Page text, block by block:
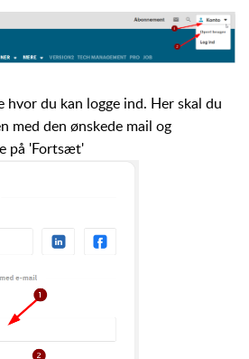
hvor du kan logge ind. Her skal du
med den ønskede mail og
på 'Fortsæt'